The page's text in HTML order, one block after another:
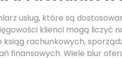
usług, które są
klienci mogą liczyć
rachunkowych,
finansowych. Wiele biur